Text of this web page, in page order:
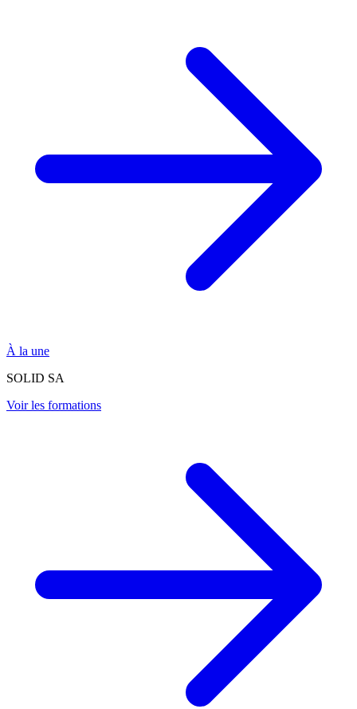
À la une
SOLID SA
Voir les formations